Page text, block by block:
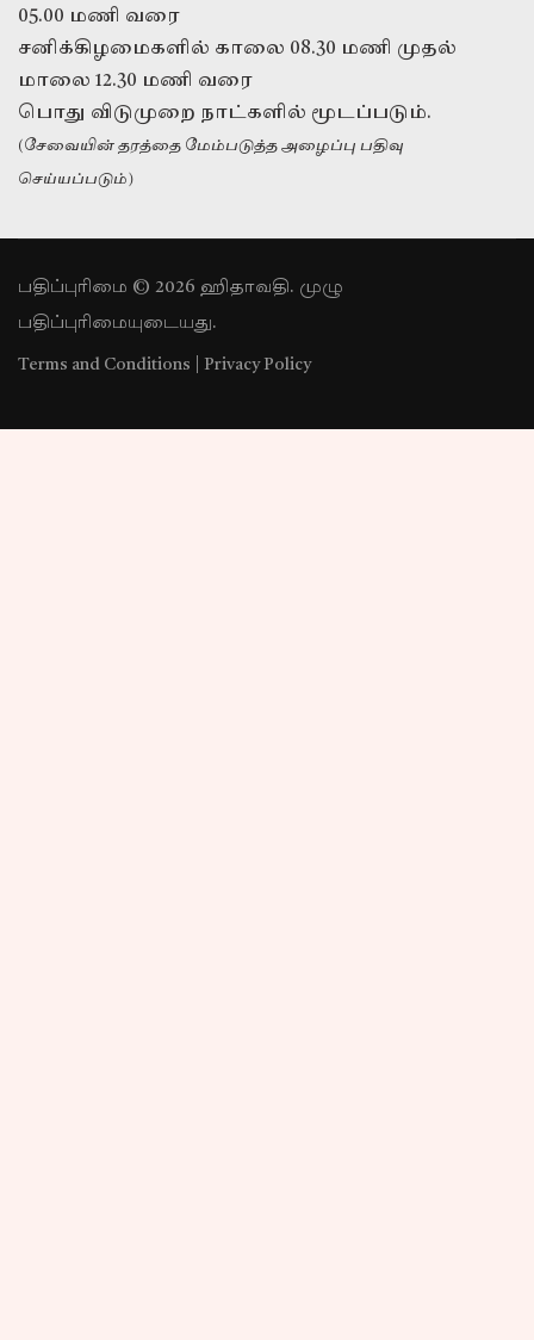
05.00 மணி வரை
சனிக்கிழமைகளில் காலை 08.30 மணி முதல்
மாலை 12.30 மணி வரை
பொது விடுமுறை நாட்களில் மூடப்படும்.
(சேவையின் தரத்தை மேம்படுத்த அழைப்பு பதிவு
செய்யப்படும்)
பதிப்புரிமை © 2026 ஹிதாவதி. முழு
பதிப்புரிமையுடையது.
Terms and Conditions Privacy Policy